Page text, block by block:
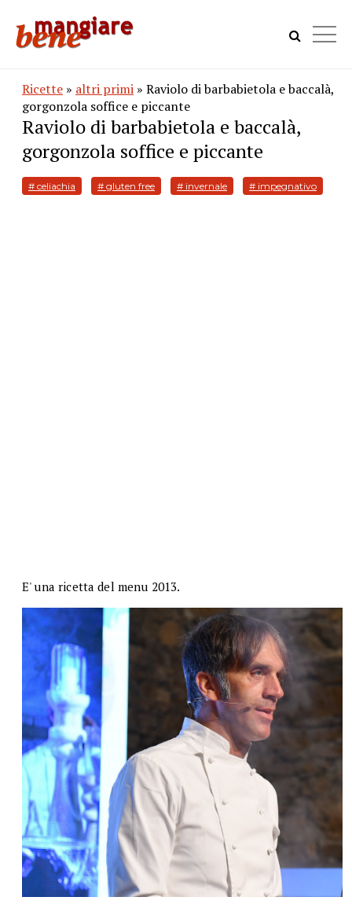
Ricette » altri primi » Raviolo di barbabietola e baccalà,
gorgonzola soffice e piccante
Raviolo di barbabietola e baccalà,
gorgonzola soffice e piccante
# celiachia # gluten free # invernale # impegnativo
E' una ricetta del menu 2013.